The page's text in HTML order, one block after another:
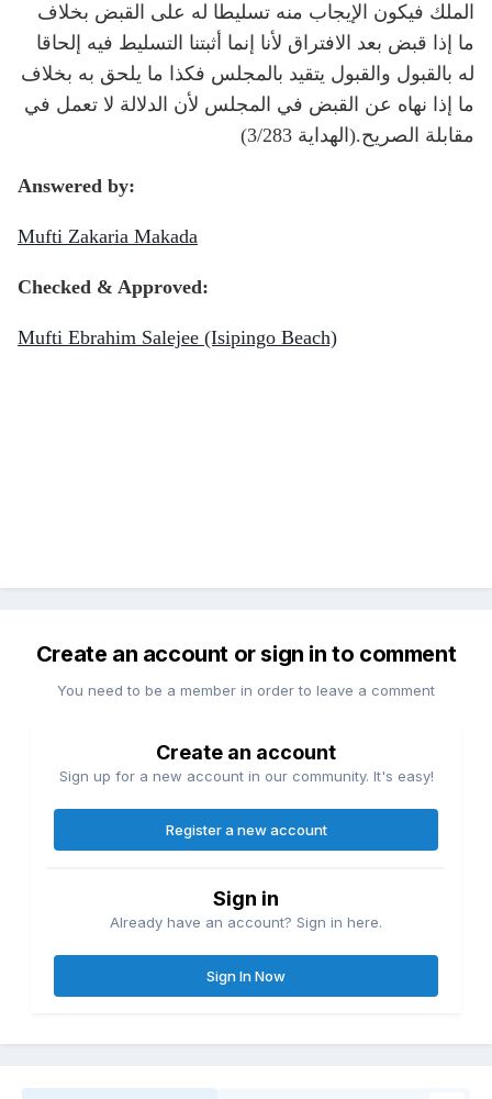
الملك فيكون الإيجاب منه تسليطا له على القبض بخلاف
ما إذا قبض بعد الافتراق لأنا إنما أثبتنا التسليط فيه إلحاقا
له بالقبول والقبول يتقيد بالمجلس فكذا ما يلحق به بخلاف
ما إذا نهاه عن القبض في المجلس لأن الدلالة لا تعمل في
مقابلة الصريح.(الهداية 3/283)
Answered by:
Mufti Zakaria Makada
Checked & Approved:
Mufti Ebrahim Salejee (Isipingo Beach)
Create an account or sign in to comment
You need to be a member in order to leave a comment
Create an account
Sign up for a new account in our community. It's easy!
Register a new account
Sign in
Already have an account? Sign in here.
Sign In Now